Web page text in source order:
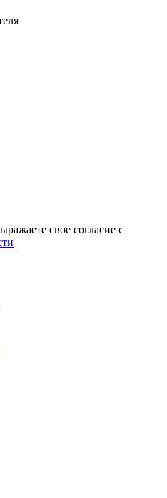
свое согласие с